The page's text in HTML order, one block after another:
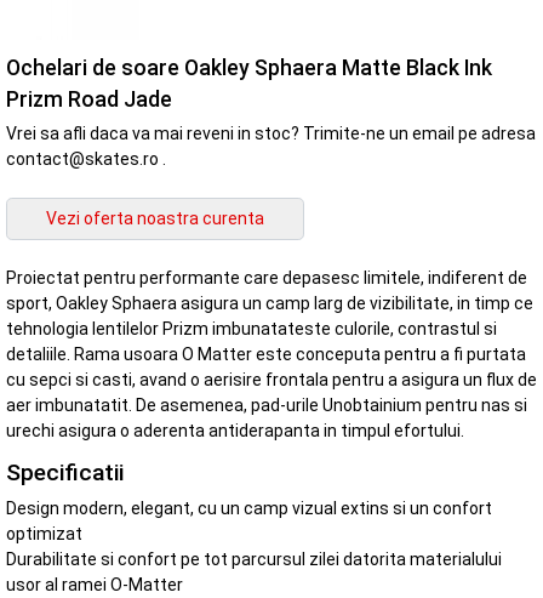
Ochelari de soare Oakley Sphaera Matte Black Ink
Prizm Road Jade
Vrei sa afli daca va mai reveni in stoc? Trimite-ne un email pe adresa
contact@skates.ro .
Proiectat pentru performante care depasesc limitele, indiferent de
sport, Oakley Sphaera asigura un camp larg de vizibilitate, in timp ce
tehnologia lentilelor Prizm imbunatateste culorile, contrastul si
detaliile. Rama usoara O Matter este conceputa pentru a fi purtata
cu sepci si casti, avand o aerisire frontala pentru a asigura un flux de
aer imbunatatit. De asemenea, pad-urile Unobtainium pentru nas si
urechi asigura o aderenta antiderapanta in timpul efortului.
Specificatii
Design modern, elegant, cu un camp vizual extins si un confort
optimizat
Durabilitate si confort pe tot parcursul zilei datorita materialului
usor al ramei O-Matter